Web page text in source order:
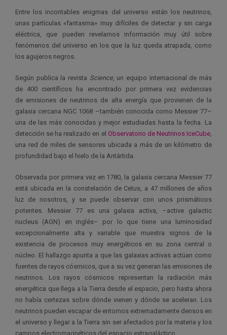
Entre los incontables enigmas del universo están los neutrinos,
unas partículas «fantasma» muy difíciles de detectar y sin carga
eléctrica, que pueden revelarnos información muy útil sobre
fenómenos del universo en los que la luz queda atrapada, como
los agujeros negros.
Según publica la revista Science, un equipo internacional de más
de 400 científicos ha encontrado por primera vez evidencias
de emisiones de neutrinos de alta energía que provienen de
la
galaxia cercana NGC 1068 –también conocida como Messier 77–
una de las más conocidas y mejor estudiadas hasta la fecha. La
detección se ha realizado en el Observatorio de Neutrinos IceCube,
una red de miles de sensores ubicada a más de un kilómetro de
profundidad bajo el hielo de la Antártida.
Observada por primera vez en 1780, la galaxia cercana Messier 77
está ubicada en la constelación de Cetus, a 47 millones de años
luz de nosotros, y se puede observar con unos prismáticos
potentes. Messier 77 es una galaxia activa, –active galactic
nucleus (AGN) en inglés– por lo que tiene una luminosidad
excepcionalmente alta y variable que muestra signos de la
existencia de procesos muy energéticos en su zona central o
núcleo. El hallazgo apunta a que las galaxias activas actúan como
fuentes de rayos cósmicos, que a su vez generan las emisiones de
neutrinos. Los rayos cósmicos representan la radiación más
energética que llega a la Tierra desde el espacio, pero hasta ahora
no había certezas sobre dónde vienen y dónde se aceleran. Los
neutrinos pueden escapar de entornos extremadamente densos en
el universo y llegar a la Tierra sin ser afectados por la materia y los
campos electromagnéticos del espacio extragaláctico.